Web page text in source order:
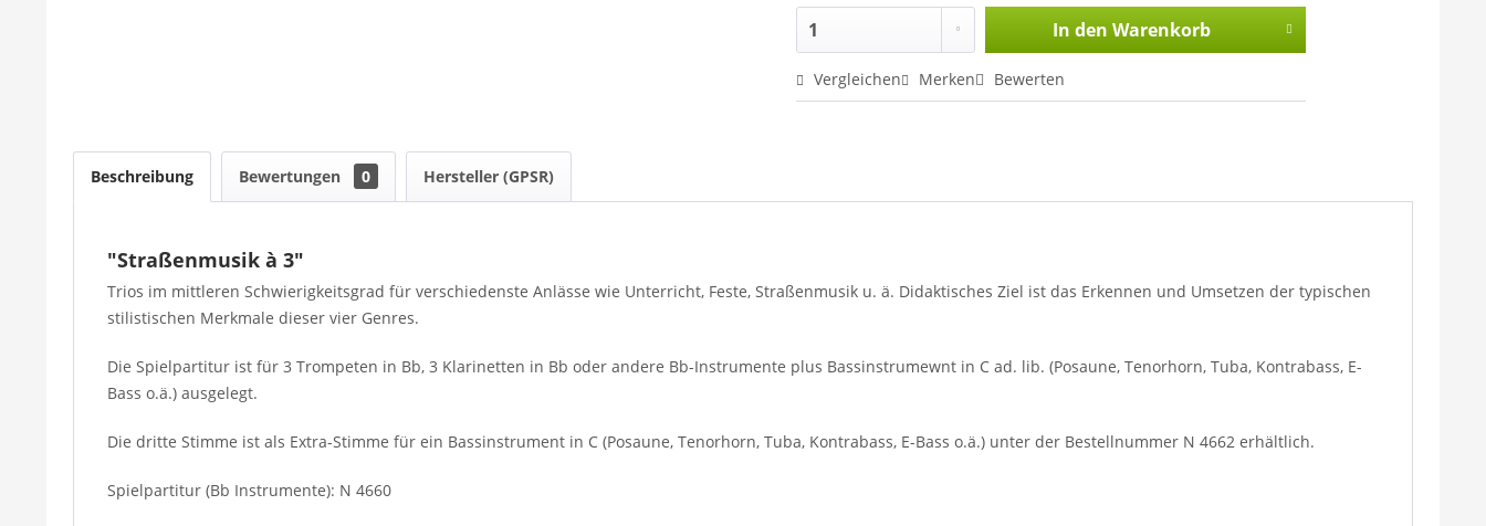
In den Warenkorb
Vergleichen Merken Bewerten
Beschreibung Bewertungen 0 Hersteller (GPSR)
"Straßenmusik à 3"
Trios im mittleren Schwierigkeitsgrad für verschiedenste Anlässe wie Unterricht, Feste, Straßenmusik u. ä. Didaktisches Ziel ist das Erkennen und Umsetzen der typischen
stilistischen Merkmale dieser vier Genres.
Die Spielpartitur ist für 3 Trompeten in Bb, 3 Klarinetten in Bb oder andere Bb-Instrumente plus Bassinstrumewnt in C ad. lib. (Posaune, Tenorhorn, Tuba, Kontrabass, E-
Bass o.ä.) ausgelegt.
Die dritte Stimme ist als Extra-Stimme für ein Bassinstrument in C (Posaune, Tenorhorn, Tuba, Kontrabass, E-Bass o.ä.) unter der Bestellnummer N 4662 erhältlich.
Spielpartitur (Bb Instrumente): N 4660